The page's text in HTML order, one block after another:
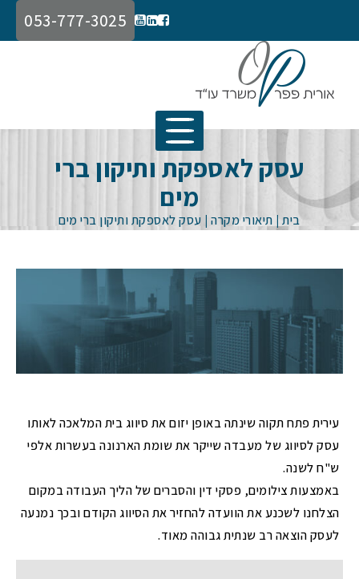
053-777-3025
עסק לאספקת ותיקון ברי
מים
בית| תיאורי מקרה| עסק לאספקת ותיקון ברי מים
עירית פתח תקוה שינתה באופן יזום את סיווג בית המלאכה לאותו
עסק לסיווג של מעבדה שייקר את שומת הארנונה בעשרות אלפי
ש"ח לשנה.
באמצעות צילומים, פסקי דין והסברים של הליך העבודה במקום
הצלחנו לשכנע את הוועדה להחזיר את הסיווג הקודם ובכך נמנעה
לעסק הוצאה רב שנתית גבוהה מאוד.